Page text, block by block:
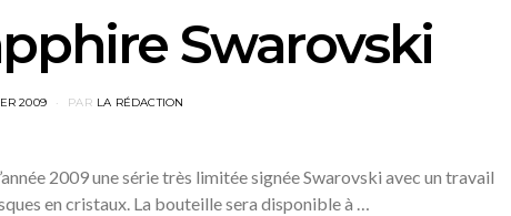
Swarovski
2009 PAR LA RÉDACTION
2009 une série très limitée signée Swarovski avec un travail
en cristaux. La bouteille sera disponible à …